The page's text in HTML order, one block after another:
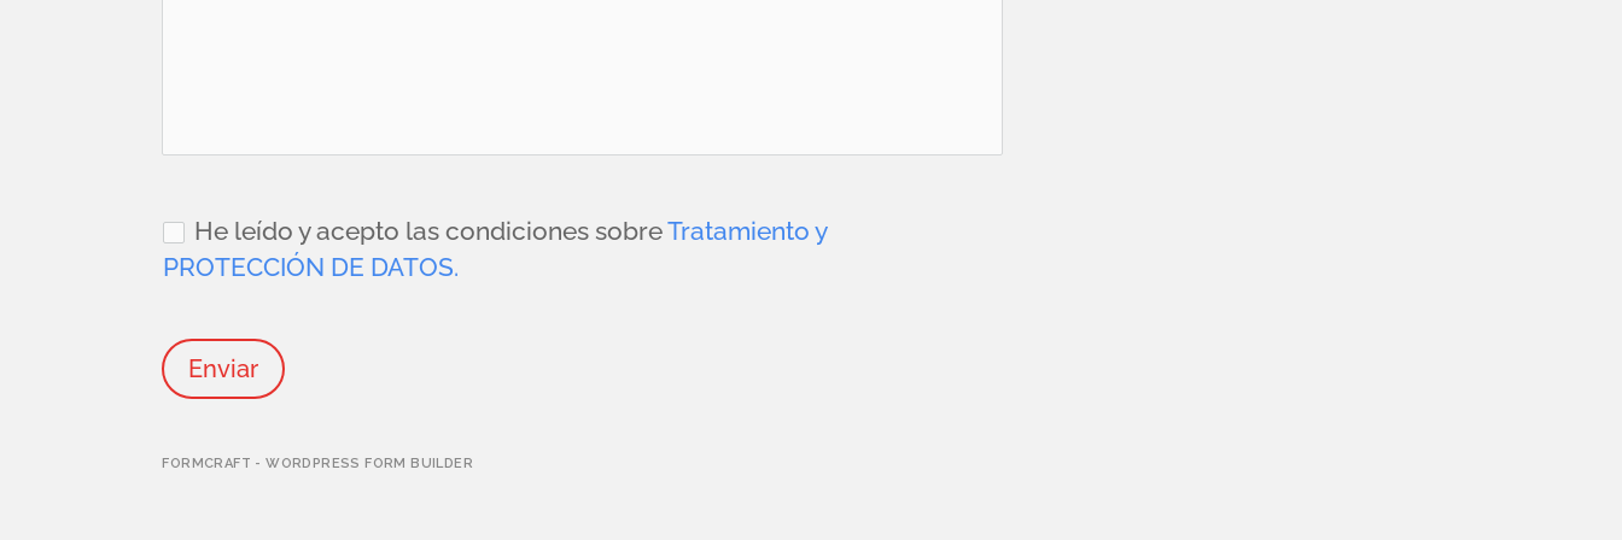
He leído y acepto las condiciones sobreTratamiento y
PROTECCIÓN DE DATOS.
Enviar
FORMCRAFT - WORDPRESS FORM BUILDER